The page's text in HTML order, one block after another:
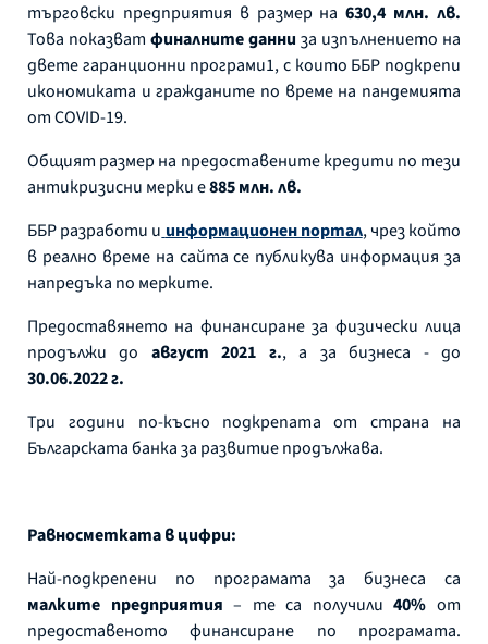
търговски предприятия в размер на630,4 млн. лв.
Това показват финалните данни за изпълнението на
двете гаранционни програми1, с които ББР подкрепи
икономиката и гражданите по време на пандемията
от COVID-19.
Общият размер на предоставените кредити по тези
антикризисни мерки е885 млн. лв.
ББР разработи и информационен портал, чрез който
в реално време на сайта се публикува информация за
напредъка по мерките.
Предоставянето на финансиране за физически лица
продължи до август 2021 г., а за бизнеса - до
30.06.2022 г.
Три години по-късно подкрепата от страна на
Българската банка за развитие продължава.
Равносметката в цифри:
Най-подкрепени по програмата за бизнеса са
малките предприятия – те са получили40% от
предоставеното финансиране по програмата.